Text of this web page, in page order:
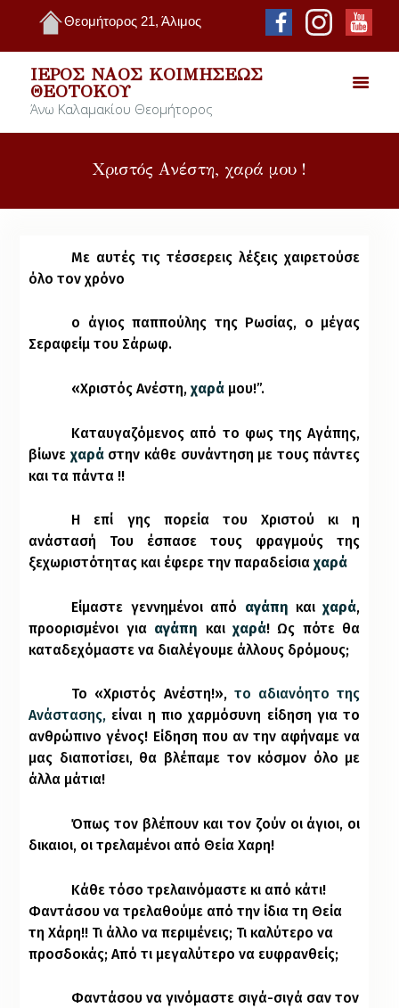
Θεομήτορος 21, Άλιμος
ΙΕΡΌΣ ΝΑΌΣ ΚΟΙΜΉΣΕΩΣ
ΘΕΟΤΌΚΟΥ
Άνω Καλαμακίου Θεομήτορος
Χριστός Ανέστη, χαρά μου !
Με αυτές τις τέσσερεις λέξεις χαιρετούσε
όλο τον χρόνο
ο άγιος παππούλης της Ρωσίας, ο μέγας
Σεραφείμ του Σάρωφ.
«Χριστός Ανέστη,χαρά μου!”.
Καταυγαζόμενος από το φως της Αγάπης,
βίωνε χαράστην κάθε συνάντηση με τους πάντες
και τα πάντα !!
Η επί γης πορεία του Χριστού κι η
ανάστασή Του έσπασε τους φραγμούς της
ξεχωριστότητας και έφερε την παραδείσιαχαρά
Είμαστε γεννημένοι από αγάπη καιχαρά,
προορισμένοι για αγάπη καιχαρά! Ως πότε θα
καταδεχόμαστε να διαλέγουμε άλλους δρόμους;
Το «Χριστός Ανέστη!», το αδιανόητο της
Ανάστασης, είναι η πιο χαρμόσυνη είδηση για το
ανθρώπινο γένος! Είδηση που αν την αφήναμε να
μας διαποτίσει, θα βλέπαμε τον κόσμον όλο με
άλλα μάτια!
Όπως τον βλέπουν και τον ζούν οι άγιοι, οι
δικαιοι, οι τρελαμένοι από Θεία Χαρη!
Κάθε τόσο τρελαινόμαστε κι από κάτι!
Φαντάσου να τρελαθούμε από την ίδια τη Θεία
τη Χάρη!! Τι άλλο να περιμένεις; Τι καλύτερο να
προσδοκάς; Από τι μεγαλύτερο να ευφρανθείς;
Φαντάσου να γινόμαστε σιγά-σιγά σαν τον